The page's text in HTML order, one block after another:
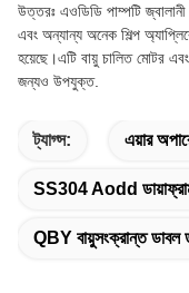
উত্তরঃ এওডিডি পাম্পটি
এবং অন্যান্য অনেক শিল্প
হয়েছে।এটি বায়ু চালিত মোটর
জন্যও উপযুক্ত.
ট্যাগ্স: এয়ার
SS304 Aodd
QBY বায়ুসংক্রান্ত ডাবল